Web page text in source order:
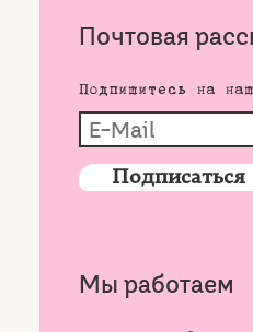
Почтовая
Подпишитесь на
Мы работаем